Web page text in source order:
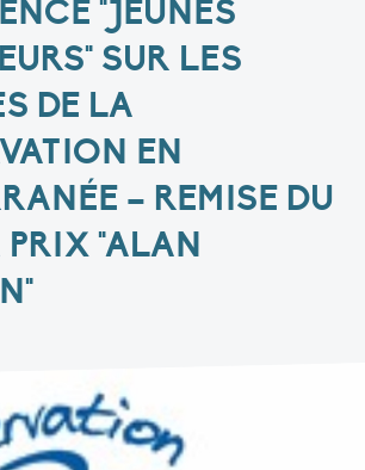
"JEUNES
SUR LES
DE LA
EN
– REMISE DU
PRIX "ALAN